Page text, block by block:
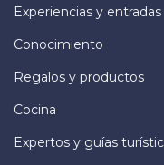
Experiencias y entradas
Conocimiento
Regalos y productos
Cocina
Expertos y guías